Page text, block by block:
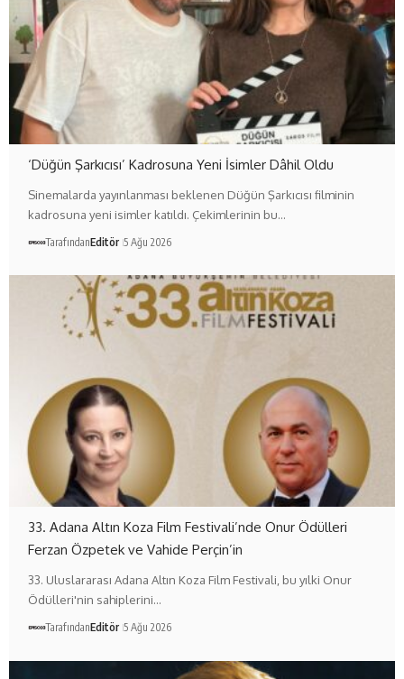
‘Düğün Şarkıcısı’ Kadrosuna Yeni İsimler Dâhil Oldu
Sinemalarda yayınlanması beklenen Düğün Şarkıcısı filminin
kadrosuna yeni isimler katıldı. Çekimlerinin bu…
TarafındanEditör 5 Ağu 2026
33. Adana Altın Koza Film Festivali’nde Onur Ödülleri
Ferzan Özpetek ve Vahide Perçin’in
33. Uluslararası Adana Altın Koza Film Festivali, bu yılki Onur
Ödülleri'nin sahiplerini…
TarafındanEditör 5 Ağu 2026